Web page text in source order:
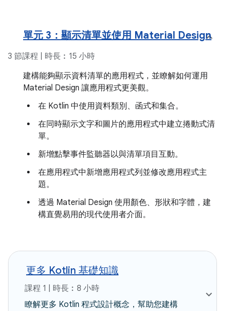
單元 3：顯示清單並使用 Material Design
3 節課程 | 時長︰15 小時
建構能夠顯示資料清單的應用程式，並瞭解如何運用
Material Design 讓應用程式更美觀。
在 Kotlin 中使用資料類別、函式和集合。
在同時顯示文字和圖片的應用程式中建立捲動式清
單。
新增點擊事件監聽器以與清單項目互動。
在應用程式中新增應用程式列並修改應用程式主
題。
透過 Material Design 使用顏色、形狀和字體，建
構直覺易用的現代使用者介面。
更多 Kotlin 基礎知識
課程 1 | 時長︰8 小時
瞭解更多 Kotlin 程式設計概念，幫助您建構